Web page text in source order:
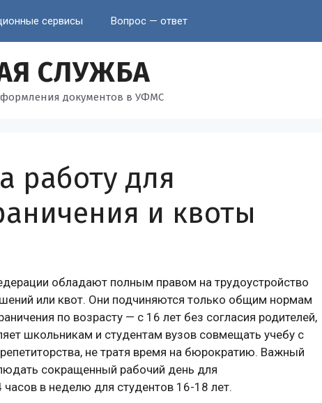
сервисы Вопрос — ответ
СЛУЖБА
документов в УФМС
работу для
и квоты
обладают полным правом на трудоустройство
или квот. Они подчиняются только общим нормам
по возрасту — с 16 лет без согласия родителей,
школьникам и студентам вузов совмещать учебу с
не тратя время на бюрократию. Важный
сокращенный рабочий день для
в неделю для студентов 16-18 лет.